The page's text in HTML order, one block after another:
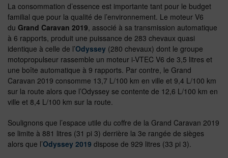
La consommation d’essence est importante tant pour le budget
familial que pour la qualité de l’environnement. Le moteur V6
du Grand Caravan 2019, associé à sa transmission automatique
à 6 rapports, produit une puissance de 283 chevaux quasi
identique à celle de l’Odyssey (280 chevaux) dont le groupe
motopropulseur rassemble un moteur i-VTEC V6 de 3,5 litres et
une boîte automatique à 9 rapports. Par contre, le Grand
Caravan 2019 consomme 13,7 L/100 km en ville et 9,4 L/100 km
sur la route alors que l’Odyssey se contente de 12,6 L/100 km en
ville et 8,4 L/100 km sur la route.
Soulignons que l’espace utile du coffre de la Grand Caravan 2019
se limite à 881 litres (31 pi 3) derrière la 3e rangée de sièges
alors que l’Odyssey 2019 dispose de 929 litres (33 pi 3).